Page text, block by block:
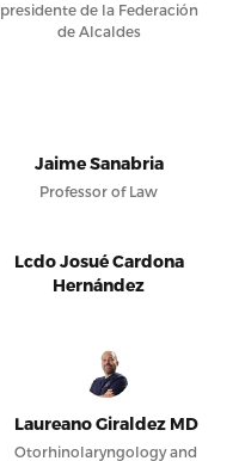
presidente de la Federación
de Alcaldes
Jaime Sanabria
Professor of Law
Lcdo Josué Cardona
Hernández
Laureano Giraldez MD
Otorhinolaryngology and